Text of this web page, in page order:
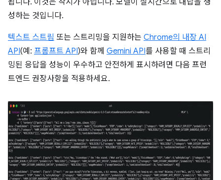
됩니다. 이것은 착시가 아닙니다. 모델이 실시간으로 대답을 생
성하는 것입니다.
텍스트 스트림 또는 스트리밍을 지원하는 Chrome의 내장 AI
API(예: 프롬프트 API)와 함께 Gemini API를 사용할 때 스트리
밍된 응답을 성능이 우수하고 안전하게 표시하려면 다음 프런
트엔드 권장사항을 적용하세요.